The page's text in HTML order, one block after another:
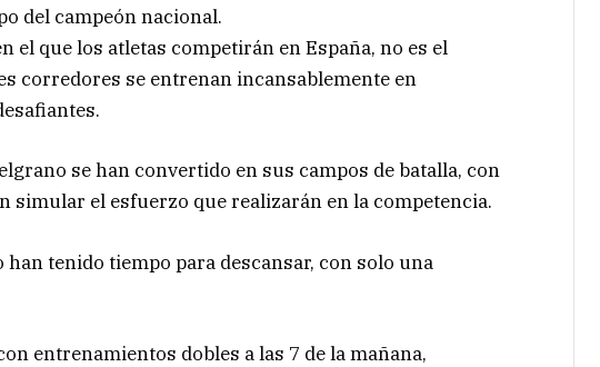
del campeón nacional.
el que los atletas competirán en España, no es el
corredores se entrenan incansablemente en
se han convertido en sus campos de batalla, con
simular el esfuerzo que realizarán en la competencia.
tenido tiempo para descansar, con solo una
entrenamientos dobles a las 7 de la mañana,